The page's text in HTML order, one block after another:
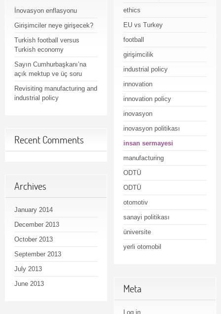
İnovasyon enflasyonu
Girişimciler neye girişecek?
Turkish football versus
Turkish economy
Sayın Cumhurbaşkanı’na
açık mektup ve üç soru
Revisiting manufacturing and
industrial policy
Recent Comments
Archives
January 2014
December 2013
October 2013
September 2013
July 2013
June 2013
ethics
EU vs Turkey
football
girişimcilik
industrial policy
innovation
innovation policy
inovasyon
inovasyon politikası
insan sermayesi
manufacturing
ODTÜ
ODTÜ
otomotiv
sanayi politikası
üniversite
yerli otomobil
Meta
Log in